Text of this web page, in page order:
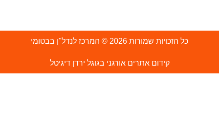
כל הזכויות שמורות 2026 © המרכז לנדל"ן בבטומי
קידום אתרים אורגני בגוגל ירדן דיגיטל